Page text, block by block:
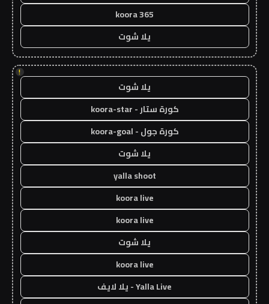
koora 365
يلا شوت
!
يلا شوت
كورة ستار - koora-star
كورة جول - koora-goal
يلا شوت
yalla shoot
koora live
koora live
يلا شوت
koora live
Yalla Live - يلا لايف